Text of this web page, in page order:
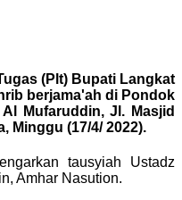
(Plt) Bupati Langkat
berjama'ah di Pondok
Mufaruddin, Jl. Masjid
Minggu (17/4/ 2022).
tausyiah Ustadz
Amhar Nasution.